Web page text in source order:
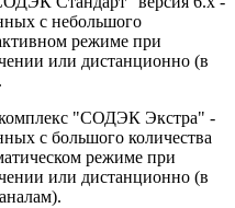
с небольшого
режиме при
или дистанционно (в
"СОДЭК Экстра" -
с большого количества
режиме при
или дистанционно (в